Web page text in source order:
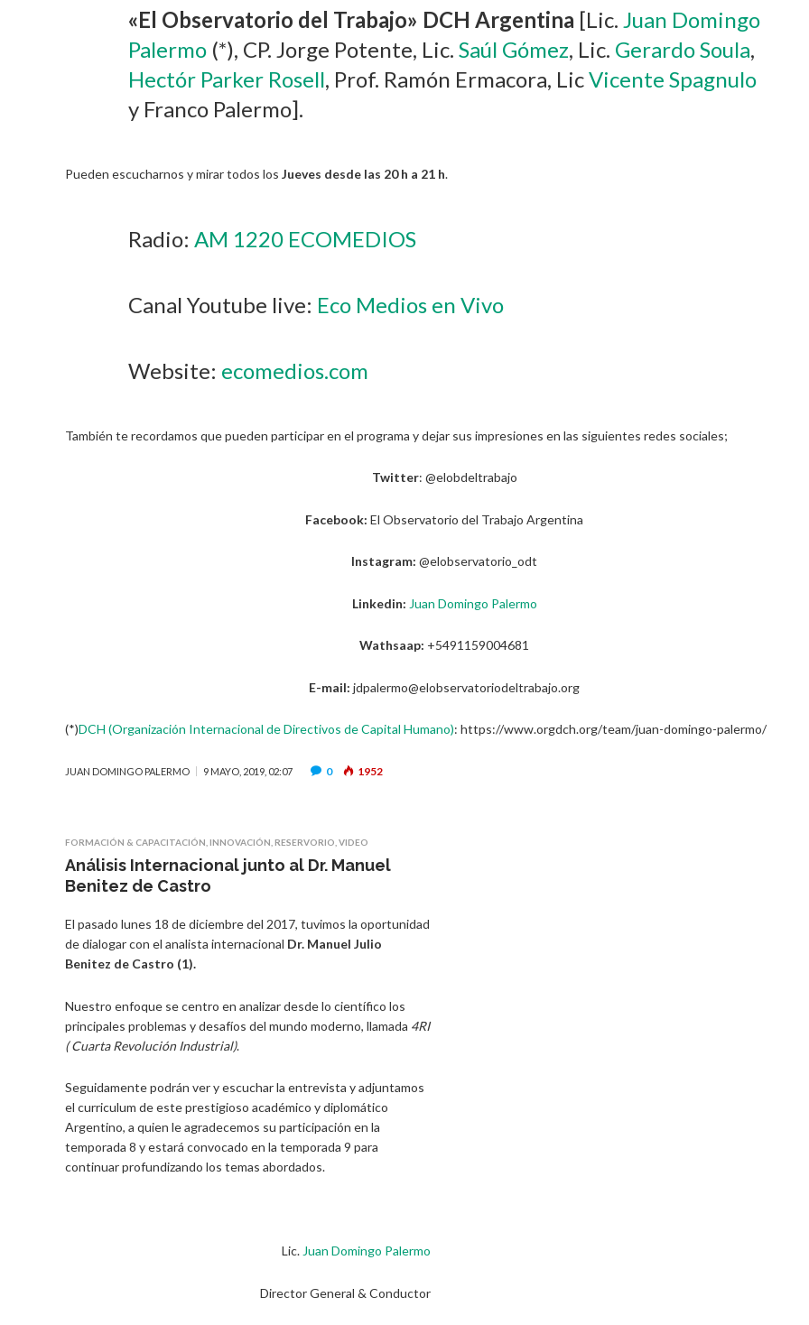
«El Observatorio del Trabajo» DCH Argentina [Lic. Juan Domingo
Palermo (*), CP. Jorge Potente, Lic. Saúl Gómez, Lic. Gerardo Soula,
Hectór Parker Rosell, Prof. Ramón Ermacora, LicVicente Spagnulo
y Franco Palermo].
Pueden escucharnos y mirar todos los Jueves desde las 20 h a 21 h.
Radio: AM 1220 ECOMEDIOS
Canal Youtube live: Eco Medios en Vivo
Website: ecomedios.com
También te recordamos que pueden participar en el programa y dejar sus impresiones en las siguientes redes sociales;
Twitter: @elobdeltrabajo
Facebook: El Observatorio del Trabajo Argentina
Instagram: @elobservatorio_odt
Linkedin: Juan Domingo Palermo
Wathsaap: +5491159004681
E-mail: jdpalermo@elobservatoriodeltrabajo.org
(*)DCH (Organización Internacional de Directivos de Capital Humano): https://www.orgdch.org/team/juan-domingo-palermo/
JUAN DOMINGO PALERMO 9 MAYO, 2019, 02:07 0 1952
FORMACIÓN & CAPACITACIÓN INNOVACIÓN RESERVORIO VIDEO
Análisis Internacional junto al Dr. Manuel
Benitez de Castro
El pasado lunes 18 de diciembre del 2017, tuvimos la oportunidad
de dialogar con el analista internacional Dr. Manuel Julio
Benitez de Castro (1).
Nuestro enfoque se centro en analizar desde lo científico los
principales problemas y desafíos del mundo moderno, llamada 4RI
( Cuarta Revolución Industrial).
Seguidamente podrán ver y escuchar la entrevista y adjuntamos
el curriculum de este prestigioso académico y diplomático
Argentino, a quien le agradecemos su participación en la
temporada 8 y estará convocado en la temporada 9 para
continuar profundizando los temas abordados.
Lic. Juan Domingo Palermo
Director General & Conductor